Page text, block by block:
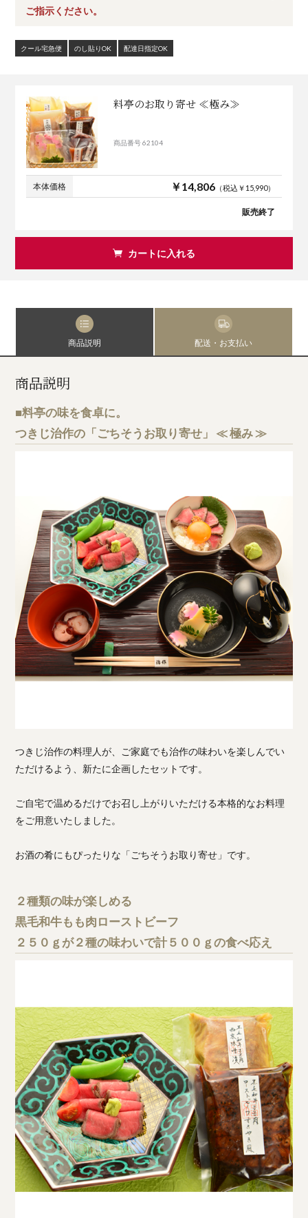
ご指示ください。
クール宅急便 のし貼りOK 配達日指定OK
料亭のお取り寄せ ≪極み≫
商品番号 62104
本体価格 ￥14,806（税込￥15,990）
販売終了
カートに入れる
商品説明 配送・お支払い
商品説明
■料亭の味を食卓に。
つきじ治作の「ごちそうお取り寄せ」 ≪ 極み ≫
つきじ治作の料理人が、ご家庭でも治作の味わいを楽しんでい
ただけるよう、新たに企画したセットです。
ご自宅で温めるだけでお召し上がりいただける本格的なお料理
をご用意いたしました。
お酒の肴にもぴったりな「ごちそうお取り寄せ」です。
２種類の味が楽しめる
黒毛和牛もも肉ローストビーフ
２５０ｇが２種の味わいで計５００ｇの食べ応え